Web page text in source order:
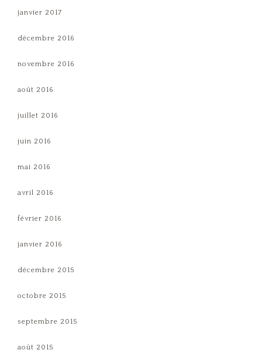
janvier 2017
décembre 2016
novembre 2016
août 2016
juillet 2016
juin 2016
mai 2016
avril 2016
février 2016
janvier 2016
décembre 2015
octobre 2015
septembre 2015
août 2015